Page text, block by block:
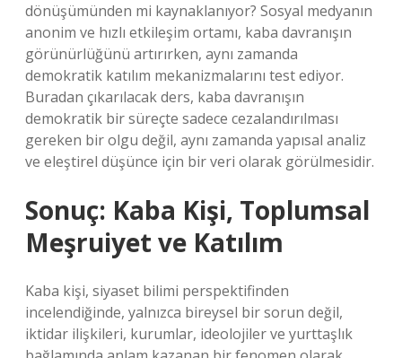
dönüşümünden mi kaynaklanıyor? Sosyal medyanın
anonim ve hızlı etkileşim ortamı, kaba davranışın
görünürlüğünü artırırken, aynı zamanda
demokratik katılım mekanizmalarını test ediyor.
Buradan çıkarılacak ders, kaba davranışın
demokratik bir süreçte sadece cezalandırılması
gereken bir olgu değil, aynı zamanda yapısal analiz
ve eleştirel düşünce için bir veri olarak görülmesidir.
Sonuç: Kaba Kişi, Toplumsal
Meşruiyet ve Katılım
Kaba kişi, siyaset bilimi perspektifinden
incelendiğinde, yalnızca bireysel bir sorun değil,
iktidar ilişkileri, kurumlar, ideolojiler ve yurttaşlık